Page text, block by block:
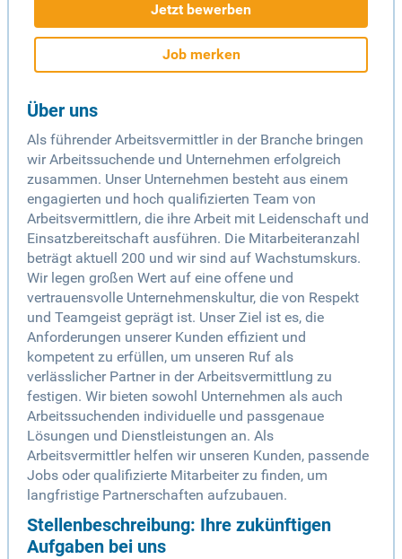
Jetzt bewerben
Job merken
Über uns
Als führender Arbeitsvermittler in der Branche bringen
wir Arbeitssuchende und Unternehmen erfolgreich
zusammen. Unser Unternehmen besteht aus einem
engagierten und hoch qualifizierten Team von
Arbeitsvermittlern, die ihre Arbeit mit Leidenschaft und
Einsatzbereitschaft ausführen. Die Mitarbeiteranzahl
beträgt aktuell 200 und wir sind auf Wachstumskurs.
Wir legen großen Wert auf eine offene und
vertrauensvolle Unternehmenskultur, die von Respekt
und Teamgeist geprägt ist. Unser Ziel ist es, die
Anforderungen unserer Kunden effizient und
kompetent zu erfüllen, um unseren Ruf als
verlässlicher Partner in der Arbeitsvermittlung zu
festigen. Wir bieten sowohl Unternehmen als auch
Arbeitssuchenden individuelle und passgenaue
Lösungen und Dienstleistungen an. Als
Arbeitsvermittler helfen wir unseren Kunden, passende
Jobs oder qualifizierte Mitarbeiter zu finden, um
langfristige Partnerschaften aufzubauen.
Stellenbeschreibung: Ihre zukünftigen
Aufgaben bei uns